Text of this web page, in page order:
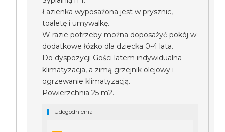
Łazienka wyposażona jest w prysznic,
toaletę i umywalkę.
W razie potrzeby można doposażyć pokój w
dodatkowe łóżko dla dziecka 0-4 lata.
Do dyspozycji Gości latem indywidualna
klimatyzacja, a zimą grzejnik olejowy i
ogrzewanie klimatyzacją.
Powierzchnia 25 m2.
Udogodnienia